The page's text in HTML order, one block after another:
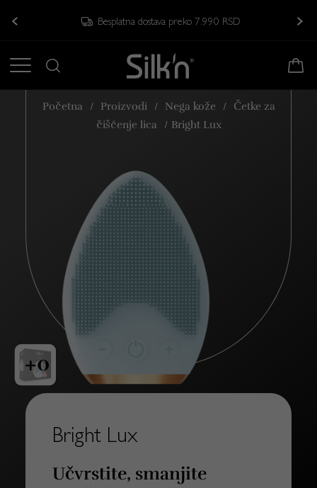
Besplatna dostava preko 7.990 RSD
Bright Lux
Učvrstite, smanjite
Početna / Proizvodi / Nega kože /
Četke za
čišćenje lica
/ Bright Lux
+0